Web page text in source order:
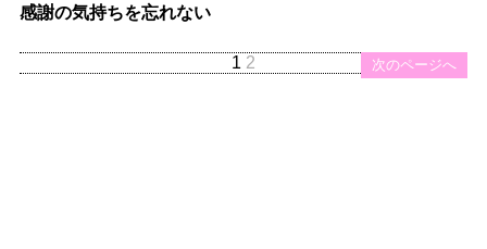
感謝の気持ちを忘れない
次のページへ
1 2